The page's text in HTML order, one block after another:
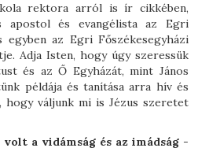
rektora arról is ír cikkében,
apostol és evangélista az Egri
egyben az Egri Főszékesegyházi
Adja Isten, hogy úgy szeressük
és az Ő Egyházát, mint János
példája és tanítása arra hív és
hogy váljunk mi is Jézus szeretet
a vidámság és az imádság -